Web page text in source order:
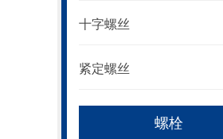
十字螺丝
紧定螺丝
螺栓